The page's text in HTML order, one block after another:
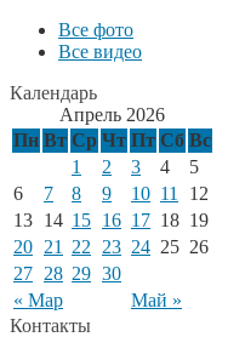
Все фото
Все видео
Календарь
Апрель 2026
Пн Вт Ср Чт Пт Сб Вс
« Мар Май »
1 2 3 4
5
6
7 8 9 10 11
12
13 14 15 16 17 18 19
20 21 22 23 24 25 26
27 28 29 30
Контакты